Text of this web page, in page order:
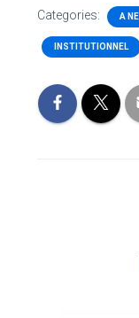
Categories: A
INSTITUTIONNEL